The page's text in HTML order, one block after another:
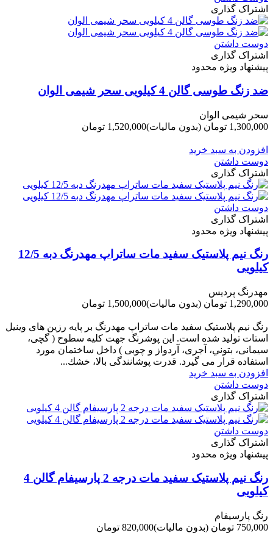
اشتراک گذاری
دوست داشتن
اشتراک گذاری
پیشنهاد ویژه محدود
ضد زنگ طوسی گالن 4 کیلویی سحر شیمی الوان
سحر شیمی الوان
1,300,000 تومان
(بدون مالیات)1,520,000 تومان
افزودن به سبد خرید
دوست داشتن
اشتراک گذاری
دوست داشتن
اشتراک گذاری
پیشنهاد ویژه محدود
رنگ نیم پلاستیک سفید مات ساتراپ مهدرنگ دبه 12/5
کیلویی
مهدرنگ پردیس
1,290,000 تومان
(بدون مالیات)1,500,000 تومان
رنگ نیم پلاستیک سفید مات ساتراپ مهدرنگ بر پایه رزین های وینیل
استات تولید شده است. این پوشرنگ جهت کلیه سطوح ( گچی،
سیمانی، بتوني، آجری، آردواز و چوبی ) داخل ساختمان مورد
استفاده قرار می گیرد. قدرت پوشانندگی بالا، خشك...
افزودن به سبد خرید
دوست داشتن
اشتراک گذاری
دوست داشتن
اشتراک گذاری
پیشنهاد ویژه محدود
رنگ نیم پلاستیک سفید مات درجه 2 پارسیفام گالن 4
کیلویی
رنگ پارسیفام
750,000 تومان
(بدون مالیات)820,000 تومان